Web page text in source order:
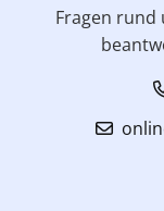
Fragen rund